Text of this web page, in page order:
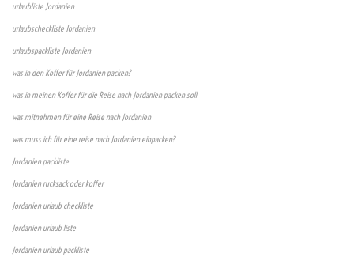
urlaubliste Jordanien
urlaubscheckliste Jordanien
urlaubspackliste Jordanien
was in den Koffer für Jordanien packen?
was in meinen Koffer für die Reise nach Jordanien packen soll
was mitnehmen für eine Reise nach Jordanien
was muss ich für eine reise nach Jordanien einpacken?
Jordanien packliste
Jordanien rucksack oder koffer
Jordanien urlaub checkliste
Jordanien urlaub liste
Jordanien urlaub packliste